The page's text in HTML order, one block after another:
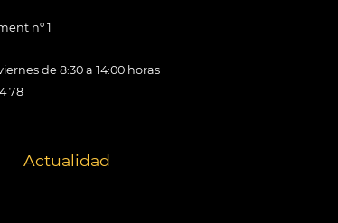
nº 1
de 8:30 a 14:00 horas
78
Actualidad